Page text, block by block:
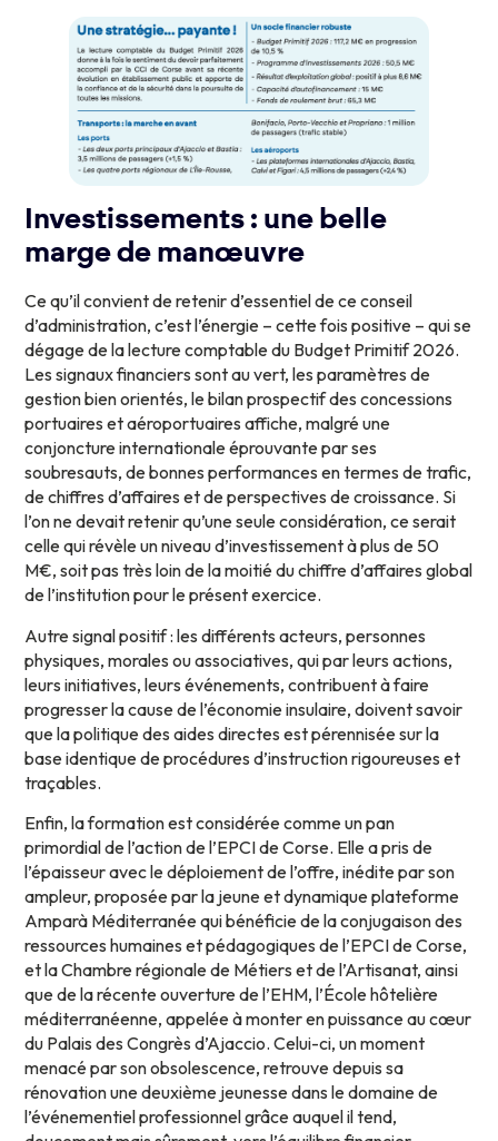
Investissements : une belle
marge de manœuvre
Ce qu’il convient de retenir d’essentiel de ce conseil
d’administration, c’est l’énergie – cette fois positive – qui se
dégage de la lecture comptable du Budget Primitif 2026.
Les signaux financiers sont au vert, les paramètres de
gestion bien orientés, le bilan prospectif des concessions
portuaires et aéroportuaires affiche, malgré une
conjoncture internationale éprouvante par ses
soubresauts, de bonnes performances en termes de trafic,
de chiffres d’affaires et de perspectives de croissance. Si
l’on ne devait retenir qu’une seule considération, ce serait
celle qui révèle un niveau d’investissement à plus de 50
M€, soit pas très loin de la moitié du chiffre d’affaires global
de l’institution pour le présent exercice.
Autre signal positif : les différents acteurs, personnes
physiques, morales ou associatives, qui par leurs actions,
leurs initiatives, leurs événements, contribuent à faire
progresser la cause de l’économie insulaire, doivent savoir
que la politique des aides directes est pérennisée sur la
base identique de procédures d’instruction rigoureuses et
traçables.
Enfin, la formation est considérée comme un pan
primordial de l’action de l’EPCI de Corse. Elle a pris de
l’épaisseur avec le déploiement de l’offre, inédite par son
ampleur, proposée par la jeune et dynamique plateforme
Amparà Méditerranée qui bénéficie de la conjugaison des
ressources humaines et pédagogiques de l’EPCI de Corse,
et la Chambre régionale de Métiers et de l’Artisanat, ainsi
que de la récente ouverture de l’EHM, l’École hôtelière
méditerranéenne, appelée à monter en puissance au cœur
du Palais des Congrès d’Ajaccio. Celui-ci, un moment
menacé par son obsolescence, retrouve depuis sa
rénovation une deuxième jeunesse dans le domaine de
l’événementiel professionnel grâce auquel il tend,